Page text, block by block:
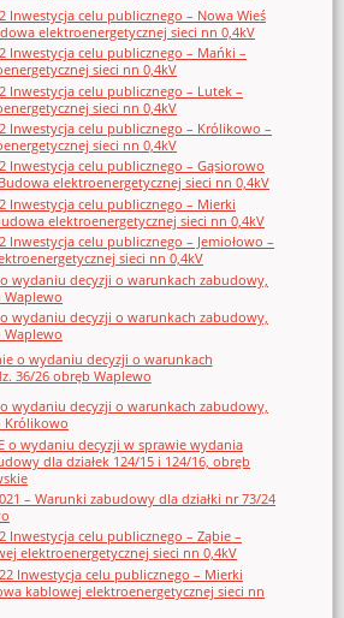
Inwestycja celu publicznego – Nowa Wieś
elektroenergetycznej sieci nn 0,4kV
Inwestycja celu publicznego – Mańki –
sieci nn 0,4kV
Inwestycja celu publicznego – Lutek –
sieci nn 0,4kV
Inwestycja celu publicznego – Królikowo –
sieci nn 0,4kV
Inwestycja celu publicznego – Gąsiorowo
elektroenergetycznej sieci nn 0,4kV
Inwestycja celu publicznego – Mierki
elektroenergetycznej sieci nn 0,4kV
Inwestycja celu publicznego – Jemiołowo –
sieci nn 0,4kV
wydaniu decyzji o warunkach zabudowy,
Waplewo
wydaniu decyzji o warunkach zabudowy,
Waplewo
o wydaniu decyzji o warunkach
36/26 obręb Waplewo
wydaniu decyzji o warunkach zabudowy,
Królikowo
o wydaniu decyzji w sprawie wydania
dla działek 124/15 i 124/16, obręb
– Warunki zabudowy dla działki nr 73/24
Inwestycja celu publicznego – Ząbie –
elektroenergetycznej sieci nn 0,4kV
Inwestycja celu publicznego – Mierki
kablowej elektroenergetycznej sieci nn